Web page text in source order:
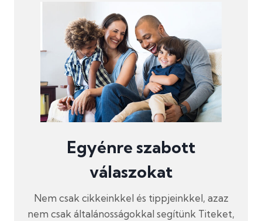
Egyénre szabott
válaszokat
Nem csak cikkeinkkel és tippjeinkkel, azaz
nem csak általánosságokkal segítünk Titeket,